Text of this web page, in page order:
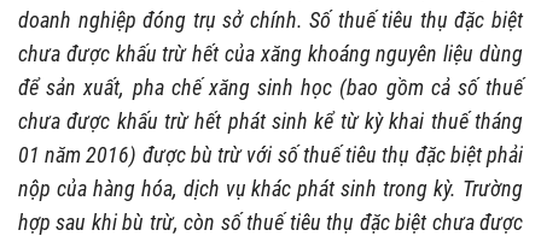
doanh nghiệp đóng trụ sở chính. Số thuế tiêu thụ đặc biệt
chưa được khấu trừ hết của xăng khoáng nguyên liệu dùng
để sản xuất, pha chế xăng sinh học (bao gồm cả số thuế
chưa được khấu trừ hết phát sinh kể từ kỳ khai thuế tháng
01 năm 2016) được bù trừ với số thuế tiêu thụ đặc biệt phải
nộp của hàng hóa, dịch vụ khác phát sinh trong kỳ. Trường
hợp sau khi bù trừ, còn số thuế tiêu thụ đặc biệt chưa được